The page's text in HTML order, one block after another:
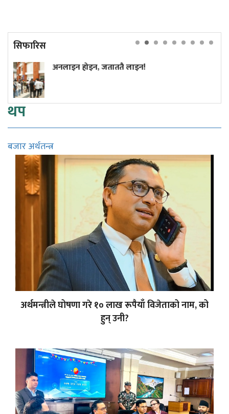
सिफारिस
लाइन!
थप
बजार अर्थतन्त्र
अर्थमन्त्रीले घोषणा गरे १० लाख रूपैयाँ विजेताको नाम, को
हुन् उनी?